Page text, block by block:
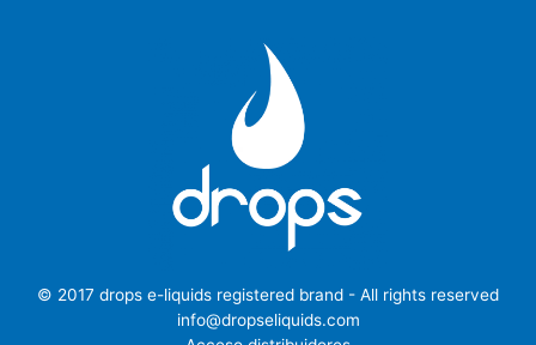
© 2017 drops e-liquids registered brand - All rights reserved
info@dropseliquids.com